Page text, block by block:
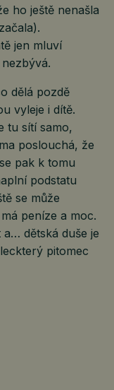
ho ještě nenašla
jen mluví
dělá pozdě
vyleje i dítě.
tu sítí samo,
poslouchá, že
pak k tomu
podstatu
se může
peníze a moc.
dětská duše je
pitomec